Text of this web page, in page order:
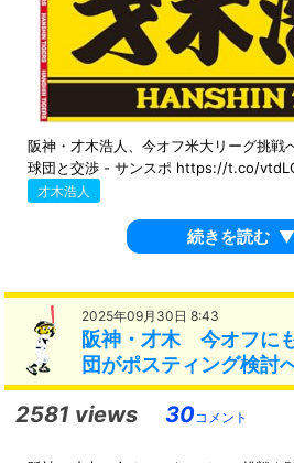
阪神・才木浩人、今オフ米大リーグ挑戦
球団と交渉 - サンスポ https://t.co/
才木浩人
続きを読む
2025年09月30日 8:43
阪神・才木 今オフに
団がポスティング検討
2581 views 30コメント